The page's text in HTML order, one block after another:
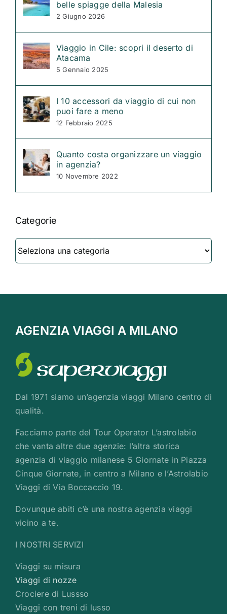
belle spiagge della Malesia
2 Giugno 2026
Viaggio in Cile: scopri il deserto di
Atacama
5 Gennaio 2025
I 10 accessori da viaggio di cui non
puoi fare a meno
12 Febbraio 2025
Quanto costa organizzare un viaggio
in agenzia?
10 Novembre 2022
Categorie
AGENZIA VIAGGI A MILANO
Dal 1971 siamo un’agenzia viaggi Milano centro di
qualità.
Facciamo parte del Tour Operator L’astrolabio
che vanta altre due agenzie: l’altra storica
agenzia di viaggio milanese 5 Giornate in Piazza
Cinque Giornate, in centro a Milano e l’Astrolabio
Viaggi di Via Boccaccio 19.
Dovunque abiti c’è una nostra agenzia viaggi
vicino a te.
I NOSTRI SERVIZI
Viaggi su misura
Viaggi di nozze
Crociere di Lussso
Viaggi con treni di lusso